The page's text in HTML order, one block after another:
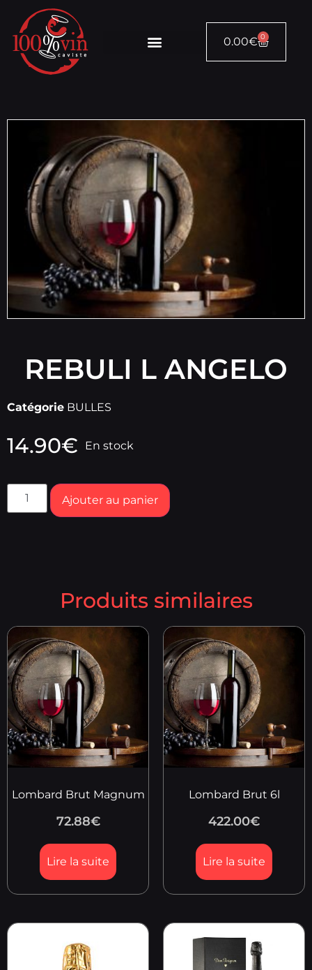
0.00€ 0
REBULI L ANGELO
Catégorie BULLES
14.90€ En stock
Ajouter au panier
Produits similaires
Lombard Brut Magnum
72.88€
Lire la suite
Lombard Brut 6l
422.00€
Lire la suite